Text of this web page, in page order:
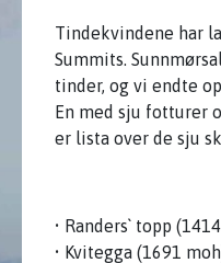
Tindekvindene har
Summits.
tinder, og vi endte
En med sju fotturer
er lista over de sju
• Randers` topp
• Kvitegga (1691